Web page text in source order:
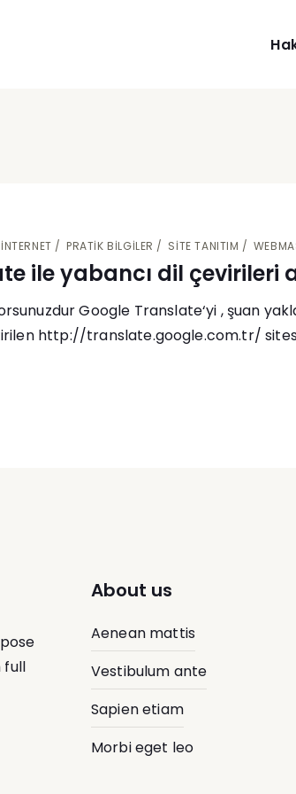
İNTERNET PRATIK BILGILER SITE TANITIM
ile yabancı dil çevirileri
Google Translate‘yi , şuan
http://translate.google.com.tr/
full
About us
Aenean mattis
Vestibulum ante
Sapien etiam
Morbi eget leo